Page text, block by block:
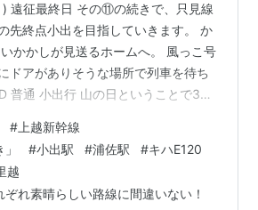
遠征最終日 その⑪の続きで、只見線
先終点小出を目指していきます。 か
かかしが見送るホームへ。 風っこ号
ドアがありそうな場所で列車を待ち
普通 小出行 山の日ということで3連
ってきました。 編成はキハE120と
北地域色のキハ110 キハ110は昨日一
ている東北地域色を纏ったキハ110が
石に連休最終日ということもありボ
# 上越新幹線
#小出駅 #浦佐駅 #キハE120
越
ぞれ素晴らしい路線に間違いない！